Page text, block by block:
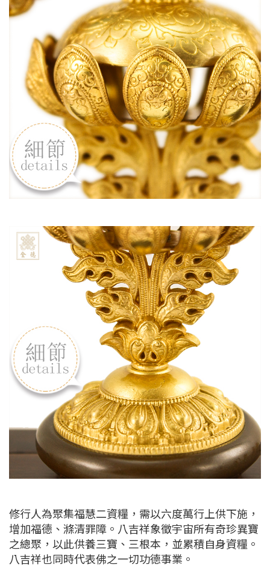
修行人為聚集福慧二資糧，需以六度萬行上供下施，
增加福德、滌清罪障。八吉祥象徵宇宙所有奇珍異寶
之總聚，以此供養三寶、三根本，並累積自身資糧。
八吉祥也同時代表佛之一切功德事業。